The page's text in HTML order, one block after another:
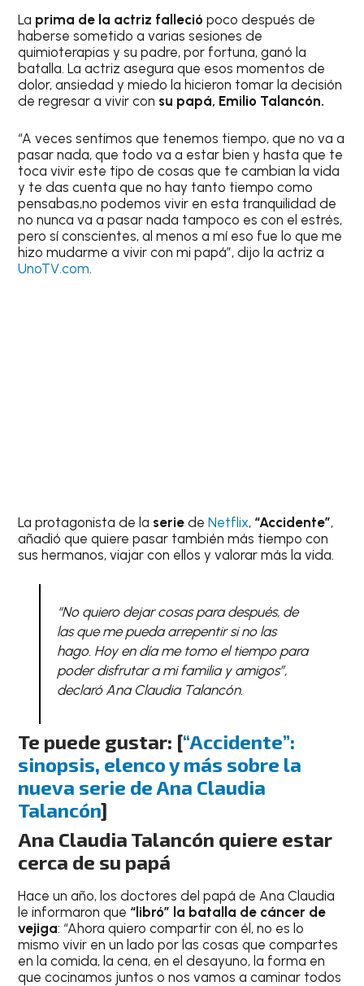
La prima de la actriz falleció poco después de
haberse sometido a varias sesiones de
quimioterapias y su padre, por fortuna, ganó la
batalla. La actriz asegura que esos momentos de
dolor, ansiedad y miedo la hicieron tomar la decisión
de regresar a vivir con su papá, Emilio Talancón.
“A veces sentimos que tenemos tiempo, que no va a
pasar nada, que todo va a estar bien y hasta que te
toca vivir este tipo de cosas que te cambian la vida
y te das cuenta que no hay tanto tiempo como
pensabas,no podemos vivir en esta tranquilidad de
no nunca va a pasar nada tampoco es con el estrés,
pero sí conscientes, al menos a mí eso fue lo que me
hizo mudarme a vivir con mi papá”, dijo la actriz a
UnoTV.com.
La protagonista de la serie deNetflix, “Accidente”,
añadió que quiere pasar también más tiempo con
sus hermanos, viajar con ellos y valorar más la vida.
“No quiero dejar cosas para después, de
las que me pueda arrepentir si no las
hago. Hoy en día me tomo el tiempo para
poder disfrutar a mi familia y amigos”,
declaró Ana Claudia Talancón.
Te puede gustar: [“Accidente”:
sinopsis, elenco y más sobre la
nueva serie de Ana Claudia
Talancón]
Ana Claudia Talancón quiere estar
cerca de su papá
Hace un año, los doctores del papá de Ana Claudia
le informaron que “libró” la batalla de cáncer de
vejiga: “Ahora quiero compartir con él, no es lo
mismo vivir en un lado por las cosas que compartes
en la comida, la cena, en el desayuno, la forma en
que cocinamos juntos o nos vamos a caminar todos